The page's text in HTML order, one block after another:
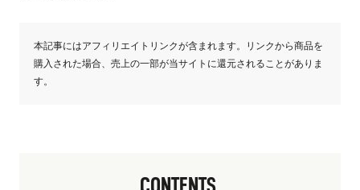
本記事にはアフィリエイトリンクが含まれます。リンクから商品を
購入された場合、売上の一部が当サイトに還元されることがありま
す。